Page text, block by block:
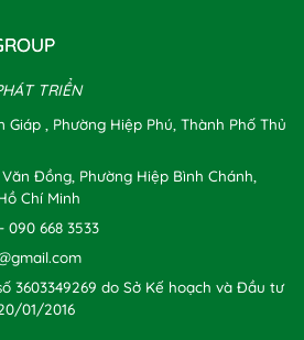
TRIỂN
, Phường Hiệp Phú, Thành Phố Thủ
Văn Đồng, Phường Hiệp Bình Chánh,
Chí Minh
- 090 668 3533
3603349269 do Sở Kế hoạch và Đầu tư
01/2016